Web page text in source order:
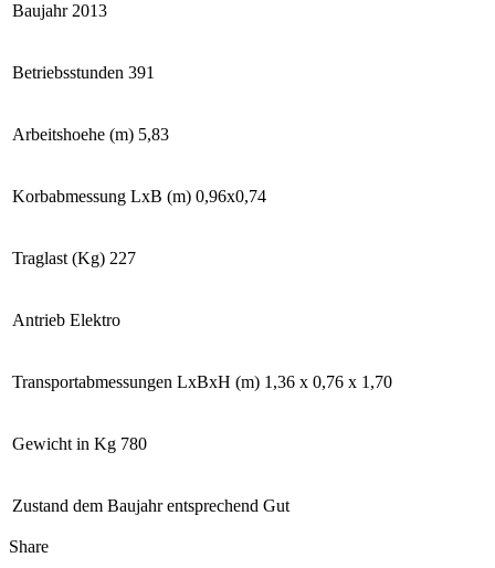
Baujahr 2013
Betriebsstunden 391
Arbeitshoehe (m) 5,83
Korbabmessung LxB (m) 0,96x0,74
Traglast (Kg) 227
Antrieb Elektro
Transportabmessungen LxBxH (m) 1,36 x 0,76 x 1,70
Gewicht in Kg 780
Zustand dem Baujahr entsprechend Gut
Share